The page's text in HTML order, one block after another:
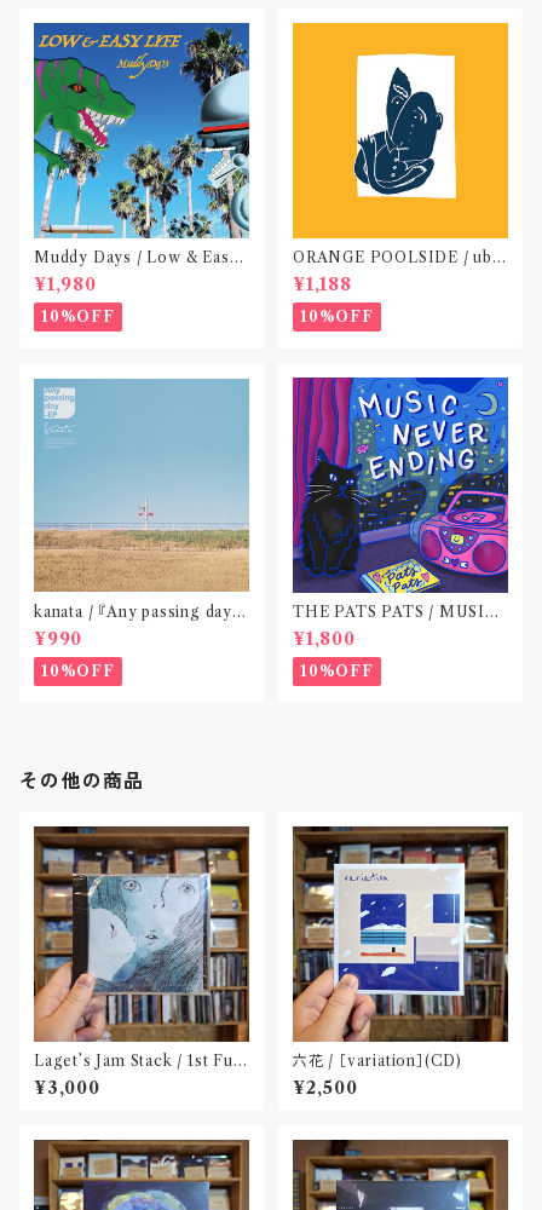
Muddy Days / Low & Easy
Life〝東京〟
¥1,980
10%OFF
ORANGE POOLSIDE / ubu
(CD作品)〝神奈川・厚木〟
¥1,188
10%OFF
kanata / 『Any passing day -
EP』(CD作品)〝東京〟
¥990
10%OFF
THE PATS PATS / MUSIC
NEVER ENDING(CD作品)
¥1,800
10%OFF
その他の商品
Laget’s Jam Stack / 1st Full
Album『有限の中の永遠』(CD)
¥3,000
六花 / ［variation］(CD)
¥2,500